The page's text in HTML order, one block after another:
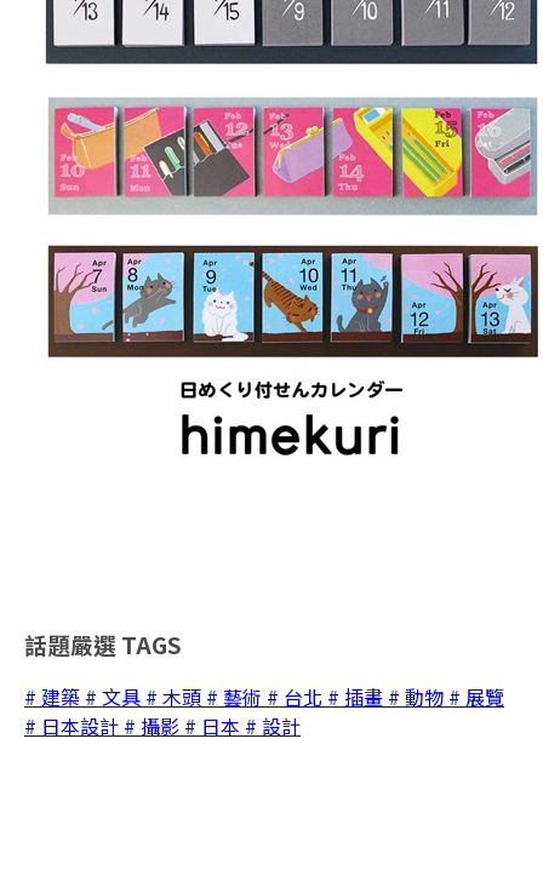
話題嚴選 TAGS
# 建築 # 文具 # 木頭 # 藝術 # 台北 # 插畫 # 動物 # 展覽
# 日本設計 # 攝影 # 日本 # 設計